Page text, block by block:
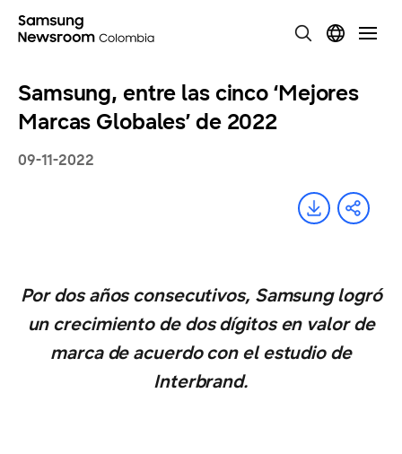
Samsung, entre las cinco ‘Mejores
Marcas Globales’ de 2022
09-11-2022
Por dos años consecutivos, Samsung logró
un crecimiento de dos dígitos en valor de
marca de acuerdo con el estudio de
Interbrand.